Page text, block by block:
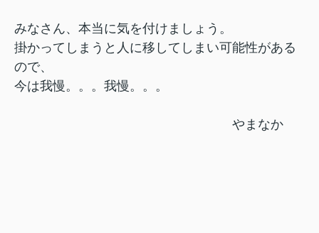
みなさん、本当に気を付けましょう。
掛かってしまうと人に移してしまい可能性がある
ので、
今は我慢。。。我慢。。。
やまなか